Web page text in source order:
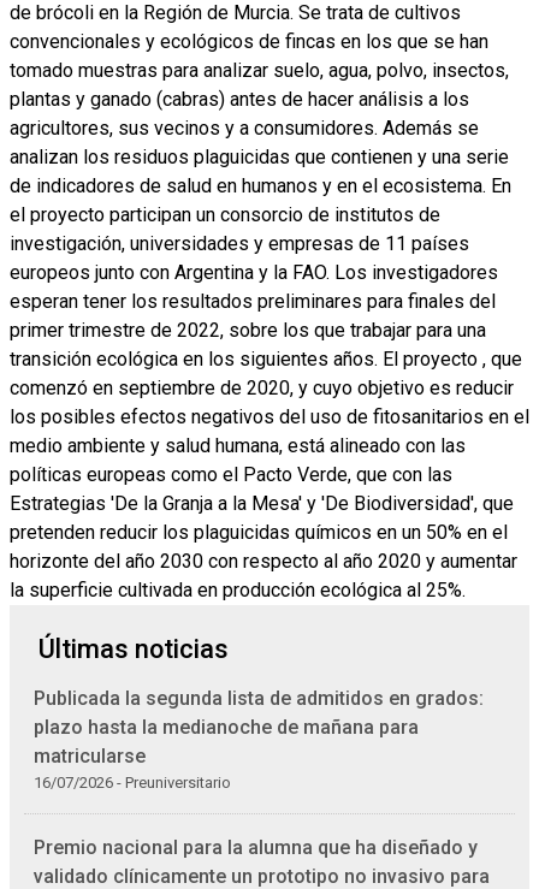
de brócoli en la Región de Murcia. Se trata de cultivos
convencionales y ecológicos de fincas en los que se han
tomado muestras para analizar suelo, agua, polvo, insectos,
plantas y ganado (cabras) antes de hacer análisis a los
agricultores, sus vecinos y a consumidores. Además se
analizan los residuos plaguicidas que contienen y una serie
de indicadores de salud en humanos y en el ecosistema. En
el proyecto participan un consorcio de institutos de
investigación, universidades y empresas de 11 países
europeos junto con Argentina y la FAO. Los investigadores
esperan tener los resultados preliminares para finales del
primer trimestre de 2022, sobre los que trabajar para una
transición ecológica en los siguientes años. El proyecto , que
comenzó en septiembre de 2020, y cuyo objetivo es reducir
los posibles efectos negativos del uso de fitosanitarios en el
medio ambiente y salud humana, está alineado con las
políticas europeas como el Pacto Verde, que con las
Estrategias 'De la Granja a la Mesa' y 'De Biodiversidad', que
pretenden reducir los plaguicidas químicos en un 50% en el
horizonte del año 2030 con respecto al año 2020 y aumentar
la superficie cultivada en producción ecológica al 25%.
Últimas noticias
Publicada la segunda lista de admitidos en grados:
plazo hasta la medianoche de mañana para
matricularse
16/07/2026 - Preuniversitario
Premio nacional para la alumna que ha diseñado y
validado clínicamente un prototipo no invasivo para